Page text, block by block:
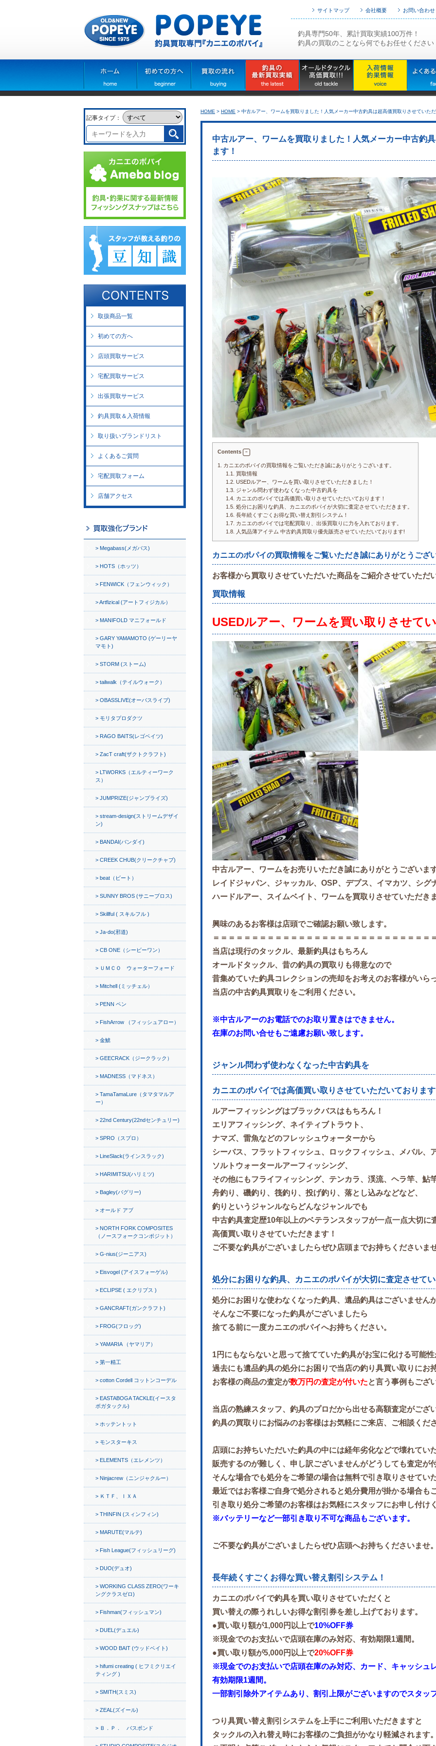
サイトマップ 会社概要 お問い合わせ
釣具専門50年、累計買取実績100万件！
釣具の買取のことなら何でもお任せください
HOME > HOME > 中古ルアー、ワームを買取りました！人気メーカー中古釣具は超高価買取りさせていた
中古ルアー、ワームを買取りました！人気メーカー中古釣
ます！
Contents
1.
カニエのポパイの買取情報をご覧いただき誠にありがとうございます。
1.1.
買取情報
1.2. USEDルアー、ワームを買い取りさせていただきました！
1.3. ジャンル問わず使わなくなった中古釣具を
1.4. カニエのポパイでは高価買い取りさせていただいております！
1.5. 処分にお困りな釣具、カニエのポパイが大切に査定させていただきます。
1.6. 長年続くすごくお得な買い替え割引システム！
1.7. カニエのポパイでは宅配買取り、出張買取りに力を入れております。
1.8.
人気品薄アイテム 中古釣具買取り優先販売させていただいております!
カニエのポパイの買取情報をご覧いただき誠にありがとうござ
お客様から買取りさせていただいた商品をご紹介させていただ
買取情報
USEDルアー、ワームを買い取りさせて
中古ルアー、ワームをお売りいただき誠にありがとうございま
レイドジャパン、ジャッカル、OSP、デプス、イマカツ、シグ
ハードルアー、スイムベイト、ワームを買取りさせていただき
興味のあるお客様は店頭でご確認お願い致します。
＝＝＝＝＝＝＝＝＝＝＝＝＝＝＝＝＝＝＝＝＝＝＝＝＝＝＝＝
当店は現行のタックル、最新釣具はもちろん
オールドタックル、昔の釣具の買取りも得意なので
昔集めていた釣具コレクションの売却をお考えのお客様がいら
当店の中古釣具買取りをご利用ください。
※中古ルアーのお電話でのお取り置きはできません。
在庫のお問い合せもご遠慮お願い致します。
ジャンル問わず使わなくなった中古釣具を
カニエのポパイでは高価買い取りさせていただいておりま
ルアーフィッシングはブラックバスはもちろん！
エリアフィッシング、ネイティブトラウト、
ナマズ、雷魚などのフレッシュウォーターから
シーバス、フラットフィッシュ、ロックフィッシュ、メバル、
ソルトウォータールアーフィッシング、
その他にもフライフィッシング、テンカラ、渓流、ヘラ竿、鮎
舟釣り、磯釣り、筏釣り、投げ釣り、落とし込みなどなど、
釣りというジャンルならどんなジャンルでも
中古釣具査定歴10年以上のベテランスタッフが一点一点大切に
高価買い取りさせていただきます！
ご不要な釣具がございましたらぜひ店頭までお持ちくださいま
処分にお困りな釣具、カニエのポパイが大切に査定させて
処分にお困りな使わなくなった釣具、遺品釣具はございません
そんなご不要になった釣具がございましたら
捨てる前に一度カニエのポパイへお持ちください。
1円にもならないと思って捨てていた釣具がお宝に化ける可能
過去にも遺品釣具の処分にお困りで当店の釣り具買い取りにお
お客様の商品の査定が数万円の査定が付いたと言う事例もござ
当店の熟練スタッフ、釣具のプロだから出せる高額査定がござ
釣具の買取りにお悩みのお客様はお気軽にご来店、ご相談くだ
店頭にお持ちいただいた釣具の中には経年劣化などで壊れてい
販売するのが難しく、申し訳ございませんがどうしても査定が
そんな場合でも処分をご希望の場合は無料で引き取りさせてい
最近ではお客様ご自身で処分されると処分費用が掛かる場合も
引き取り処分ご希望のお客様はお気軽にスタッフにお申し付け
※バッテリーなど一部引き取り不可な商品もございます。
ご不要な釣具がございましたらぜひ店頭へお持ちくださいませ
長年続くすごくお得な買い替え割引システム！
カニエのポパイで釣具を買い取りさせていただくと
買い替えの際うれしいお得な割引券を差し上げております。
●買い取り額が1,000円以上で10%OFF券
※現金でのお支払いで店頭在庫のみ対応、有効期限1週間。
●買い取り額が5,000円以上で20%OFF券
※現金でのお支払いで店頭在庫のみ対応、カード、キャッシュ
有効期限1週間。
一部割引除外アイテムあり、割引上限がございますのでスタッ
つり具買い替え割引システムを上手にご利用いただきますと
タックルの入れ替え時にお客様のご負担がかなり軽減されます
記事タイプ：
取扱商品一覧
初めての方へ
店頭買取サービス
宅配買取サービス
出張買取サービス
釣具買取＆入荷情報
取り扱いブランドリスト
よくあるご質問
宅配買取フォーム
店舗アクセス
Megabass(メガバス)
HOTS（ホッツ）
FENWICK（フェンウィック）
Artfizical (アートフィジカル）
MANIFOLD マニフォールド
GARY YAMAMOTO (ゲーリーヤ
マモト)
STORM (ストーム)
tailwalk（テイルウォーク）
OBASSLIVE(オーバスライブ)
モリタプロダクツ
RAGO BAITS(レゴベイツ)
ZacT craft(ザクトクラフト)
LTWORKS（エルティーワーク
ス）
JUMPRIZE(ジャンプライズ)
stream-design(ストリームデザイ
ン)
BANDAI(バンダイ)
CREEK CHUB(クリークチャブ)
beat（ビート）
SUNNY BROS (サニーブロス)
Skillful ( スキルフル )
Ja-do(邪道)
CB ONE（シービーワン）
ＵＭＣＯ ウォーターフォード
Mitchell (ミッチェル）
PENN ペン
FishArrow （フィッシュアロー）
金鯱
GEECRACK（ジークラック）
MADNESS（マドネス）
TamaTamaLure（タマタマルア
ー）
22nd Century(22ndセンチュリー)
SPRO（スプロ）
LineSlack(ラインスラック)
HARIMITSU(ハリミツ)
Bagley(バグリー)
オールド アブ
NORTH FORK COMPOSITES
（ノースフォークコンポジット）
G-nius(ジーニアス)
Eisvogel (アイスフォーゲル)
ECLIPSE ( エクリプス )
GANCRAFT(ガンクラフト)
FROG(フロッグ)
YAMARIA （ヤマリア）
第一精工
cotton Cordell コットンコーデル
EASTABOGA TACKLE(イースタ
ボガタックル)
ホッテントット
モンスターキス
ELEMENTS（エレメンツ）
Ninjacrew（ニンジャクルー）
ＫＴＦ、ＩＸＡ
THINFIN (スィンフィン)
MARUTE(マルテ)
Fish League(フィッシュリーグ)
DUO(デュオ)
WORKING CLASS ZERO(ワーキ
ングクラスゼロ)
Fishman(フィッシュマン)
DUEL(デュエル)
WOOD BAIT (ウッドベイト)
hifumi creating ( ヒフミクリエイ
ティング )
SMITH(スミス)
ZEAL(ズイール)
Ｂ．Ｐ． バスポンド